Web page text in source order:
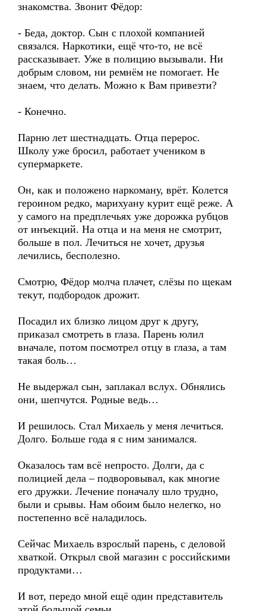
знакомства. Звонит Фёдор:
- Беда, доктор. Сын с плохой компанией
связался. Наркотики, ещё что-то, не всё
рассказывает. Уже в полицию вызывали. Ни
добрым словом, ни ремнём не помогает. Не
знаем, что делать. Можно к Вам привезти?
- Конечно.
Парню лет шестнадцать. Отца перерос.
Школу уже бросил, работает учеником в
супермаркете.
Он, как и положено наркоману, врёт. Колется
героином редко, марихуану курит ещё реже. А
у самого на предплечьях уже дорожка рубцов
от инъекций. На отца и на меня не смотрит,
больше в пол. Лечиться не хочет, друзья
лечились, бесполезно.
Смотрю, Фёдор молча плачет, слёзы по щекам
текут, подбородок дрожит.
Посадил их близко лицом друг к другу,
приказал смотреть в глаза. Парень юлил
вначале, потом посмотрел отцу в глаза, а там
такая боль…
Не выдержал сын, заплакал вслух. Обнялись
они, шепчутся. Родные ведь…
И решилось. Стал Михаель у меня лечиться.
Долго. Больше года я с ним занимался.
Оказалось там всё непросто. Долги, да с
полицией дела – подворовывал, как многие
его дружки. Лечение поначалу шло трудно,
были и срывы. Нам обоим было нелегко, но
постепенно всё наладилось.
Сейчас Михаель взрослый парень, с деловой
хваткой. Открыл свой магазин с российскими
продуктами…
И вот, передо мной ещё один представитель